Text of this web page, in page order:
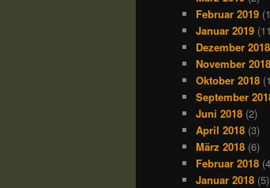
Februar 2019
Januar 2019
Dezember 2018
November 2018
Oktober 2018
September
Juni 2018 (2)
April 2018 (3)
März 2018 (6)
Februar 2018
Januar 2018 (5)